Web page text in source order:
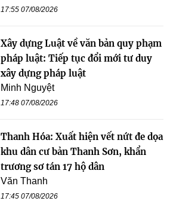
17:55 07/08/2026
Xây dựng Luật về văn bản quy phạm
pháp luật: Tiếp tục đổi mới tư duy
xây dựng pháp luật
Minh Nguyệt
17:48 07/08/2026
Thanh Hóa: Xuất hiện vết nứt đe dọa
khu dân cư bản Thanh Sơn, khẩn
trương sơ tán 17 hộ dân
Văn Thanh
17:45 07/08/2026